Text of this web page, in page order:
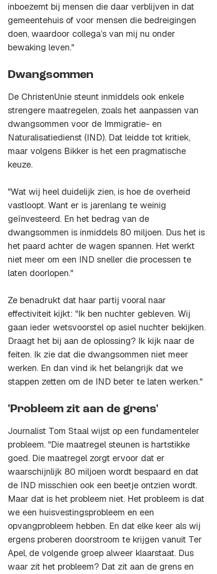
inboezemt bij mensen die daar verblijven in dat
gemeentehuis of voor mensen die bedreigingen
doen, waardoor collega’s van mij nu onder
bewaking leven."
Dwangsommen
De ChristenUnie steunt inmiddels ook enkele
strengere maatregelen, zoals het aanpassen van
dwangsommen voor de Immigratie- en
Naturalisatiedienst (IND). Dat leidde tot kritiek,
maar volgens Bikker is het een pragmatische
keuze.
"Wat wij heel duidelijk zien, is hoe de overheid
vastloopt. Want er is jarenlang te weinig
geïnvesteerd. En het bedrag van de
dwangsommen is inmiddels 80 miljoen. Dus het is
het paard achter de wagen spannen. Het werkt
niet meer om een IND sneller die processen te
laten doorlopen."
Ze benadrukt dat haar partij vooral naar
effectiviteit kijkt: "Ik ben nuchter gebleven. Wij
gaan ieder wetsvoorstel op asiel nuchter bekijken.
Draagt het bij aan de oplossing? Ik kijk naar de
feiten. Ik zie dat die dwangsommen niet meer
werken. En dan vind ik het belangrijk dat we
stappen zetten om de IND beter te laten werken."
'Probleem zit aan de grens'
Journalist Tom Staal wijst op een fundamenteler
probleem. "Die maatregel steunen is hartstikke
goed. Die maatregel zorgt ervoor dat er
waarschijnlijk 80 miljoen wordt bespaard en dat
de IND misschien ook een beetje ontzien wordt.
Maar dat is het probleem niet. Het probleem is dat
we een huisvestingsprobleem en een
opvangprobleem hebben. En dat elke keer als wij
ergens proberen doorstroom te krijgen vanuit Ter
Apel, de volgende groep alweer klaarstaat. Dus
waar zit het probleem? Dat zit aan de grens en